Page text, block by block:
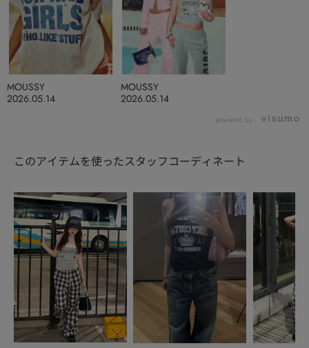
2026.05.14
MOUSSY
2026.05.14
MOUSSY
powered by
このアイテムを使ったスタッフコーディネート